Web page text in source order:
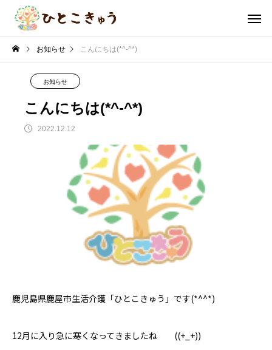
お知らせ こんにちは(*^-^*)
お知らせ
こんにちは(*^-^*)
2022.12.12
鹿児島県鹿屋市生活介護「ひとこきゅう」です(*^^*)
12月に入り急に寒くなってきましたね ((+_+))